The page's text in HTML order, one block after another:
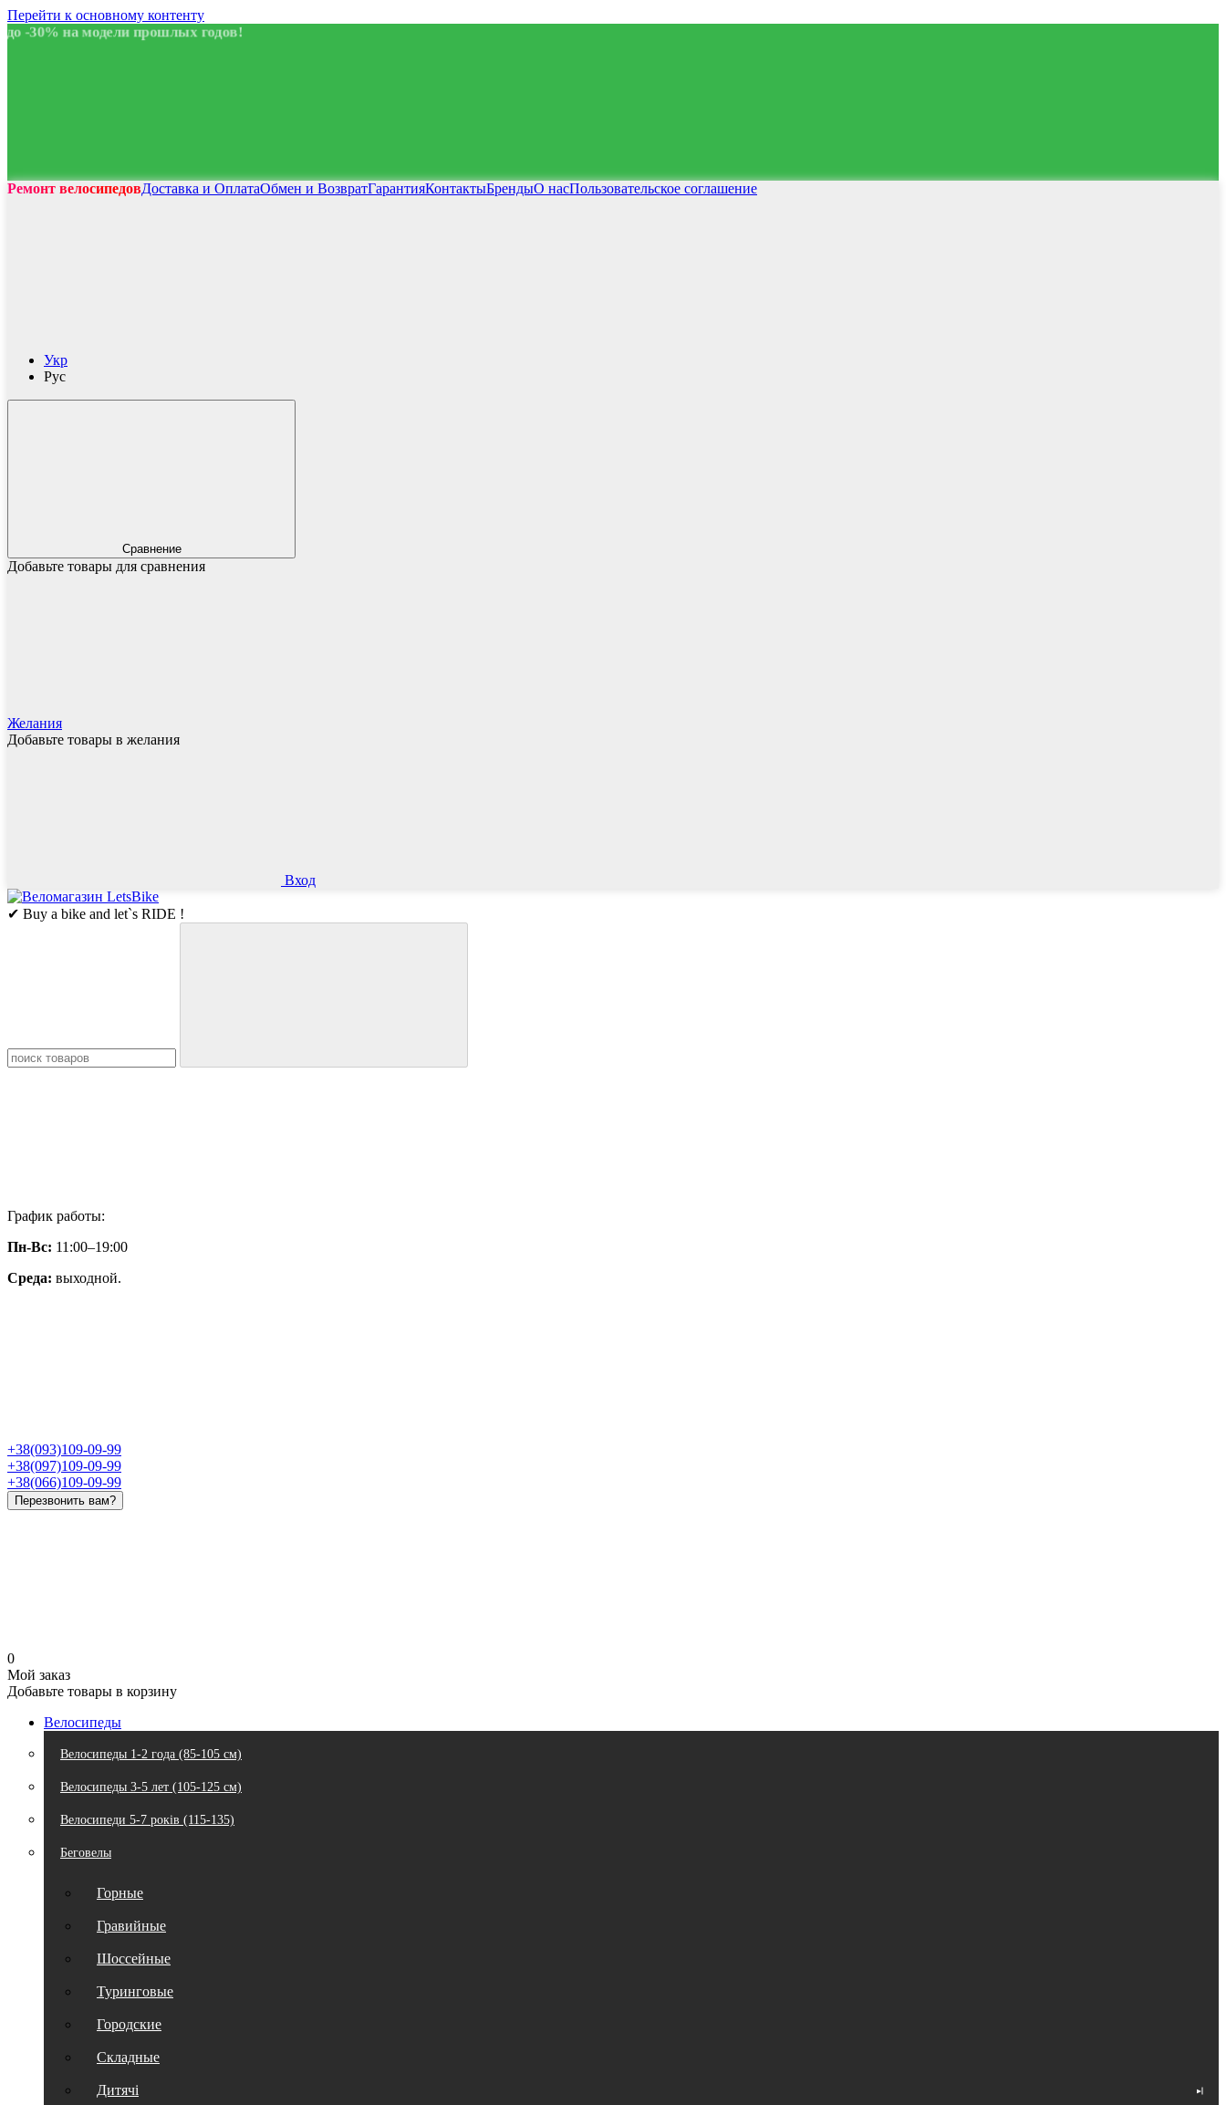
Перейти к основному контенту
до -30% на модели прошлых годов!
Ремонт велосипедовДоставка и ОплатаОбмен и ВозвратГарантияКонтактыБрендыО насПользовательское соглашение
Укр
Рус
Сравнение
Добавьте товары для сравнения
Желания
Добавьте товары в желания
Вход
✔ Buy a bike and let`s RIDE !
График работы:
Пн-Вс: 11:00–19:00
Среда: выходной.
+38(093)109-09-99
+38(097)109-09-99
+38(066)109-09-99
Перезвонить вам?
0
Мой заказ
Добавьте товары в корзину
Велосипеды
Велосипеды 1-2 года (85-105 см)
Велосипеды 3-5 лет (105-125 см)
Велосипеди 5-7 років (115-135)
Беговелы
Горные
Гравийные
Шоссейные
Туринговые
Городские
Складные
Дитячі